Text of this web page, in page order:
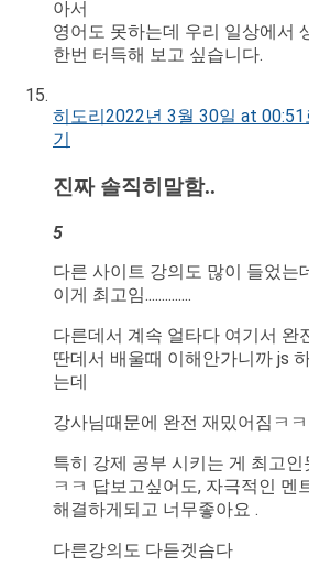
아서
영어도 못하는데 우리 일상에서
한번 터득해 보고 싶습니다.
히도리 2022년 3월 30일 at 00:51
기
진짜 솔직히말함..
5
다른 사이트 강의도 많이 들었는
이게 최고임..............
다른데서 계속 얼타다 여기서 완
딴데서 배울때 이해안가니까 js
는데
강사님때문에 완전 재밌어짐ㅋㅋ
특히 강제 공부 시키는 게 최고인
ㅋㅋ 답보고싶어도, 자극적인 멘
해결하게되고 너무좋아요 .
다른강의도 다듣겟슴다